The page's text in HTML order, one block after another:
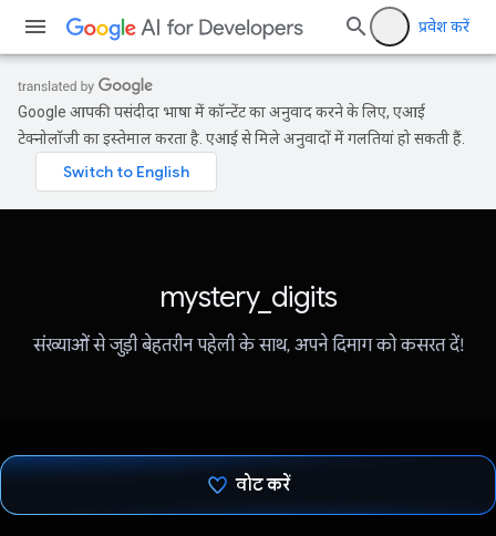
प्रवेश करें
Google आपकी पसंदीदा भाषा में कॉन्टेंट का अनुवाद करने के लिए, एआई
टेक्नोलॉजी का इस्तेमाल करता है. एआई से मिले अनुवादों में गलतियां हो सकती हैं.
mystery_digits
संख्याओं से जुड़ी बेहतरीन पहेली के साथ, अपने दिमाग को कसरत दें!
वोट करें